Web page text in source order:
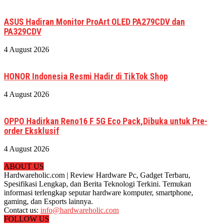
ASUS Hadiran Monitor ProArt OLED PA279CDV dan
PA329CDV
4 August 2026
HONOR Indonesia Resmi Hadir di TikTok Shop
4 August 2026
OPPO Hadirkan Reno16 F 5G Eco Pack,Dibuka untuk Pre-
order Eksklusif
4 August 2026
ABOUT US
Hardwareholic.com | Review Hardware Pc, Gadget Terbaru,
Spesifikasi Lengkap, dan Berita Teknologi Terkini. Temukan
informasi terlengkap seputar hardware komputer, smartphone,
gaming, dan Esports lainnya.
Contact us: info@hardwareholic.com
FOLLOW US